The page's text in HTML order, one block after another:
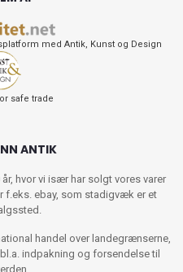
med Antik, Kunst og Design
safe trade
ANTIK
hvor vi især har solgt vores varer
f.eks. ebay, som stadigvæk er et
handel over landegrænserne,
indpakning og forsendelse til